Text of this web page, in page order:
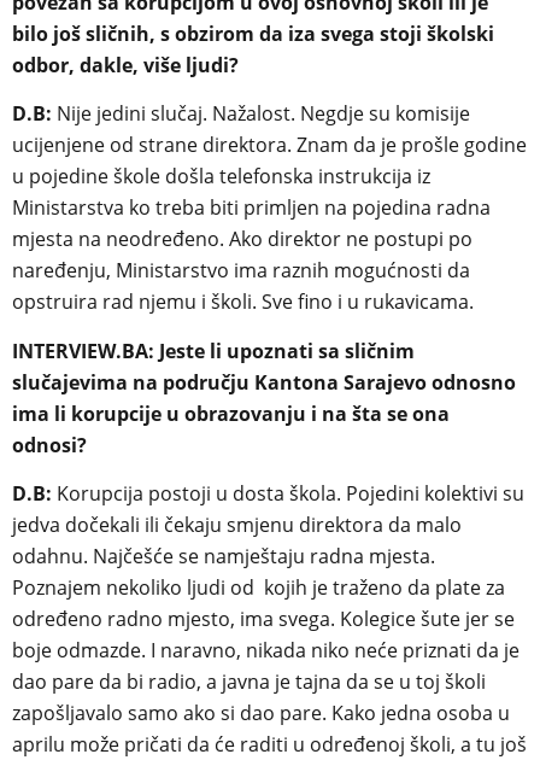
bilo još sličnih, s obzirom da iza svega stoji školski
odbor, dakle, više ljudi?
D.B: Nije jedini slučaj. Nažalost. Negdje su komisije
ucijenjene od strane direktora. Znam da je prošle godine
u pojedine škole došla telefonska instrukcija iz
Ministarstva ko treba biti primljen na pojedina radna
mjesta na neodređeno. Ako direktor ne postupi po
naređenju, Ministarstvo ima raznih mogućnosti da
opstruira rad njemu i školi. Sve fino i u rukavicama.
INTERVIEW.BA: Jeste li upoznati sa sličnim
slučajevima na području Kantona Sarajevo odnosno
ima li korupcije u obrazovanju i na šta se ona
odnosi?
D.B: Korupcija postoji u dosta škola. Pojedini kolektivi su
jedva dočekali ili čekaju smjenu direktora da malo
odahnu. Najčešće se namještaju radna mjesta.
Poznajem nekoliko ljudi od kojih je traženo da plate za
određeno radno mjesto, ima svega. Kolegice šute jer se
boje odmazde. I naravno, nikada niko neće priznati da je
dao pare da bi radio, a javna je tajna da se u toj školi
zapošljavalo samo ako si dao pare. Kako jedna osoba u
aprilu može pričati da će raditi u određenoj školi, a tu još